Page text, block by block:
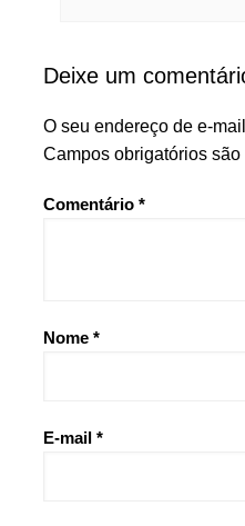
Deixe um
O seu endereço de e-
Campos obrigatórios
Comentário *
Nome *
E-mail *